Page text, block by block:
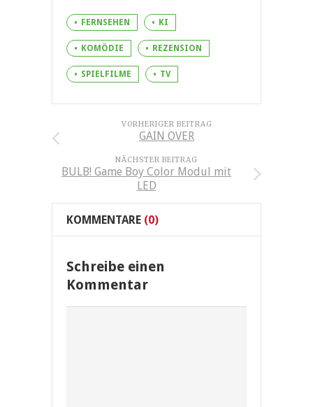
FERNSEHEN KI
KOMÖDIE REZENSION
SPIELFILME TV
VORHERIGER BEITRAG
GAIN OVER
NÄCHSTER BEITRAG
BULB! Game Boy Color Modul mit
LED
KOMMENTARE (0)
Schreibe einen
Kommentar